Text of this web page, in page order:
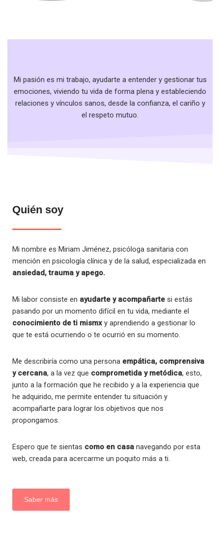
Mi pasión es mi trabajo, ayudarte a entender y gestionar tus
emociones, viviendo tu vida de forma plena y estableciendo
relaciones y vínculos sanos, desde la confianza, el cariño y
el respeto mutuo.
Quién soy
Mi nombre es Miriam Jiménez, psicóloga sanitaria con
mención en psicología clínica y de la salud, especializada en
ansiedad, trauma y apego.
Mi labor consiste en ayudarte y acompañarte si estás
pasando por un momento difícil en tu vida, mediante el
conocimiento de ti mismx y aprendiendo a gestionar lo
que te está ocurriendo o te ocurrió en su momento.
Me describiría como una persona empática, comprensiva
y cercana, a la vez que comprometida y metódica, esto,
junto a la formación que he recibido y a la experiencia que
he adquirido, me permite entender tu situación y
acompañarte para lograr los objetivos que nos
propongamos.
Espero que te sientas como en casa navegando por esta
web, creada para acercarme un poquito más a ti.
Saber más